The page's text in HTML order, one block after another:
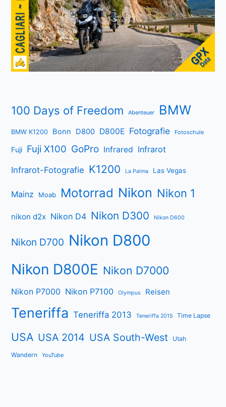
100 Days of Freedom Abenteuer BMW
BMW K1200 Bonn D800 D800E Fotografie Fotoschule
Fuji Fuji X100 GoPro Infrared Infrarot
Infrarot-Fotografie K1200 La Palma Las Vegas
Mainz Moab Motorrad Nikon Nikon 1
nikon d2x Nikon D4 Nikon D300 Nikon D600
Nikon D700 Nikon D800
Nikon D800E Nikon D7000
Nikon P7000 Nikon P7100 Olympus Reisen
Teneriffa Teneriffa 2013 Teneriffa 2015 Time Lapse
USA USA 2014 USA South-West Utah
Wandern YouTube